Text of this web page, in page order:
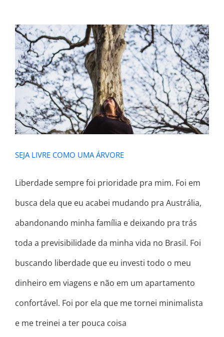
SEJA LIVRE COMO UMA ÁRVORE
SEJA LIVRE COMO UMA ÁRVORE
Liberdade sempre foi prioridade pra mim. Foi em
busca dela que eu acabei mudando pra Austrália,
abandonando minha família e deixando pra trás
toda a previsibilidade da minha vida no Brasil. Foi
buscando liberdade que eu investi todo o meu
dinheiro em viagens e não em um apartamento
confortável. Foi por ela que me tornei minimalista
e me treinei a ter pouca coisa